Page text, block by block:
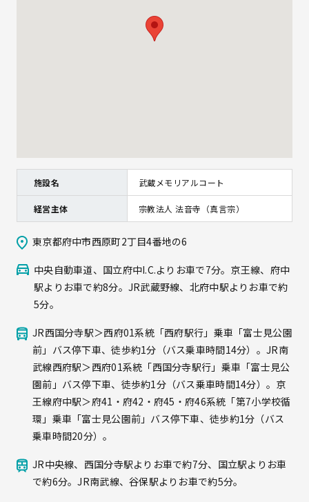
施設名 武蔵メモリアルコート
経営主体 宗教法人 法音寺（真言宗）
東京都府中市西原町2丁目4番地の6
中央自動車道、国立府中I.C.よりお車で7分。京王線、府中
駅よりお車で約8分。JR武蔵野線、北府中駅よりお車で約
5分。
JR西国分寺駅＞西府01系統「西府駅行」乗車「富士見公園
前」バス停下車、徒歩約1分（バス乗車時間14分）。JR南
武線西府駅＞西府01系統「西国分寺駅行」乗車「富士見公
園前」バス停下車、徒歩約1分（バス乗車時間14分）。京
王線府中駅＞府41・府42・府45・府46系統「第7小学校循
環」乗車「富士見公園前」バス停下車、徒歩約1分（バス
乗車時間20分）。
JR中央線、西国分寺駅よりお車で約7分、国立駅よりお車
で約6分。JR南武線、谷保駅よりお車で約5分。